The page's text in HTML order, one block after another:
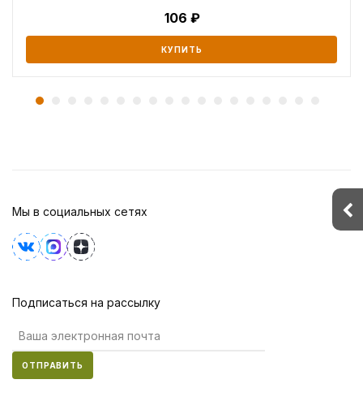
106
КУПИТЬ
Мы в социальных сетях
Подписаться на рассылку
ОТПРАВИТЬ